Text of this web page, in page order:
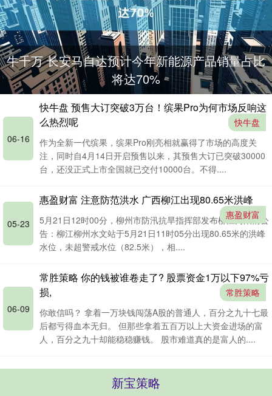
牛千万 长安马自达预计今年新能源产品销量占比
将达70%
06-16
快牛盘 预售大订突破3万台！缤果Pro为何市场反响这
么热烈呢
快牛盘
作为全新一代缤果，缤果Pro刚亮相就赢得了市场的高度关
注，同时自4月14日开启预售以来，其预售大订已突破30000
台，还没正式上市全国就已交付10000台。不得....
05-23
惠盈财富 注意防范洪水 广西柳江出现80.65米洪峰
惠盈财富
5月21日12时00分，柳州市防汛抗旱指挥部发布柳江河汛情公
告：柳江柳州水文站于5月21日11时05分出现80.65米的洪峰
水位，未超警戒水位（82.5米），相....
06-09
常胜策略 你的钱被谁卷走了? 股票资金1万以下97%亏
损,
常胜策略
你敢信吗？ 拿着一万块钱闯荡A股的普通人，百分之九十七最
后都亏得血本无归。 但那些拿着五百万以上大资金进场的富
人，百分之九十却能稳稳赚钱。 股市难道真的是富人的....
新宝策略